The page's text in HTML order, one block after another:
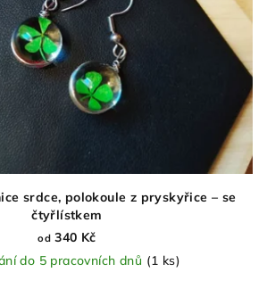
srdce, polokoule z pryskyřice – se
čtyřlístkem
od 340 Kč
do 5 pracovních dnů (1 ks)